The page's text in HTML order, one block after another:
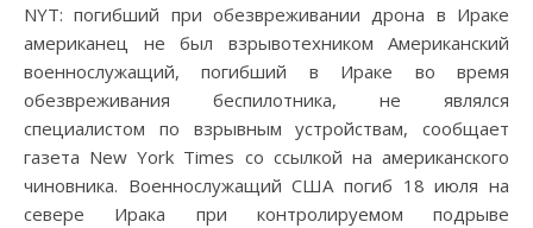
NYT: погибший при обезвреживании дрона в Ираке
американец не был взрывотехником Американский
военнослужащий, погибший в Ираке во время
обезвреживания беспилотника, не являлся
специалистом по взрывным устройствам, сообщает
газета New York Times со ссылкой на американского
чиновника. Военнослужащий США погиб 18 июля на
севере Ирака при контролируемом подрыве